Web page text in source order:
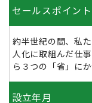
セールスポイント
約半世紀の間、私
人化に取組んだ仕
ら３つの「省」に
設立年月